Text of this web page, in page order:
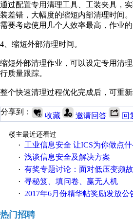
通过配置专用清理工具、工装夹具，
装差错，大幅度的缩短内部清理时间
需要考虑使用几个人效率最高，作业
4、缩短外部清理时间。
缩短外部清理作业，可以设定专用清
行质量跟踪。
整个快速清理过程优化完成后，可重
分享到： 收藏 邀请回答 回
楼主最近还看过
·
工业信息安全 让ICS为你做点什
· 浅谈信息安全及解决方案
· 有奖专题讨论：面对低压变频故障，老手是这样解决的！
· 寻秘笈、填问卷、赢无人机
· 2017年6月份精华帖奖励发放公
热门招聘